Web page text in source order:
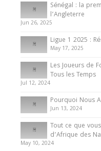
Présentation de
du Cameroun
8 August 2025
Sénégal : la
l’Angleterre
Jun 26, 2025
Ligue 1 2025 :
May 17, 2025
Les Joueurs de
Tous les Temps
Jul 12, 2024
Pourquoi Nous
Jun 13, 2024
Tout ce que
d’Afrique des
May 10, 2024